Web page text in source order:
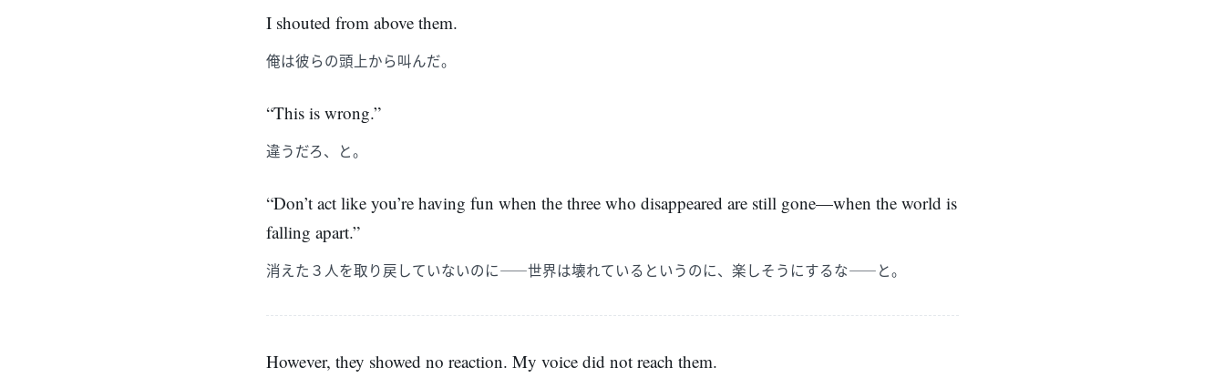
I shouted from above them.
俺は彼らの頭上から叫んだ。
“This is wrong.”
違うだろ、と。
“Don’t act like you’re having fun when the three who disappeared are still gone—when the world is
falling apart.”
消えた３人を取り戻していないのに――世界は壊れているというのに、楽しそうにするな――と。
However, they showed no reaction. My voice did not reach them.